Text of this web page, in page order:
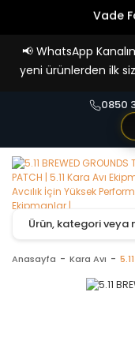
Vade
📢 WhatsApp
yeni ürünlerden ilk
0850
Anasayfa Kara Avı